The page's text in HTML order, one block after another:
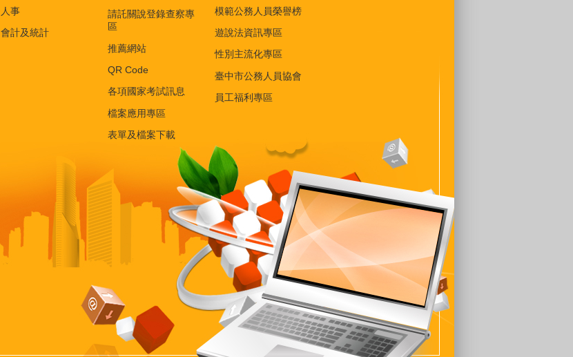
人事
會計及統計
請託關說登錄查察專
區
推薦網站
QR Code
各項國家考試訊息
檔案應用專區
表單及檔案下載
模範公務人員榮譽榜
遊說法資訊專區
性別主流化專區
臺中市公務人員協會
員工福利專區